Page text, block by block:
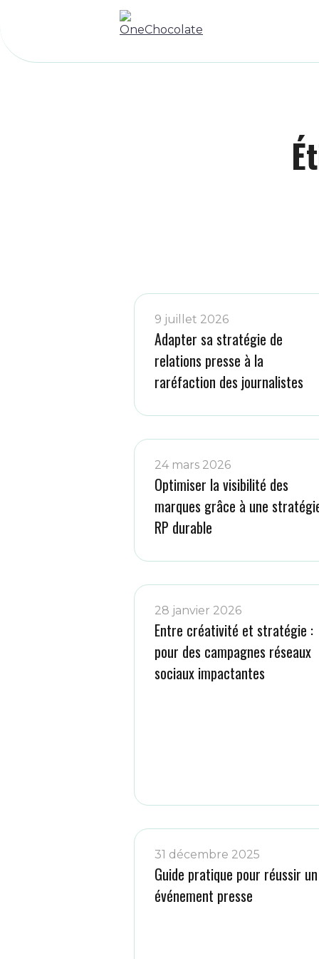
9 juillet 2026
Adapter sa stratégie de
relations presse à la
raréfaction des journalistes
24 mars 2026
Optimiser la visibilité des
marques grâce à une
RP durable
28 janvier 2026
Entre créativité et stratégie :
pour des campagnes réseaux
sociaux impactantes
31 décembre 2025
Guide pratique pour réussir un
événement presse